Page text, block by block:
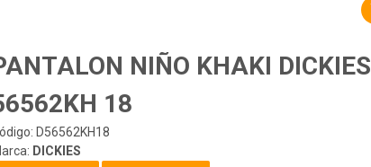
NIÑO KHAKI DICKIES
18
D56562KH18
DICKIES